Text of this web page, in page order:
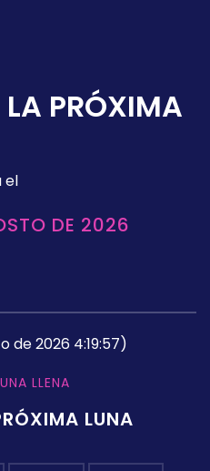
PRÓXIMA
el
DE 2026
de 2026 4:19:57)
LLENA
LUNA